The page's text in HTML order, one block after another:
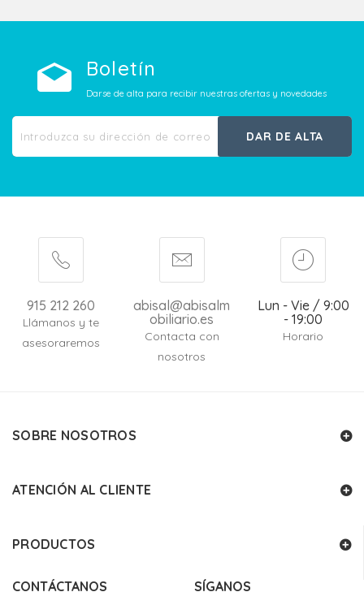
Boletín
Darse de alta para recibir nuestras ofertas y novedades
DAR DE ALTA
915 212 260
Llámanos y te
asesoraremos
abisal@abisalm
obiliario.es
Contacta con
nosotros
Lun - Vie / 9:00
- 19:00
Horario
SOBRE NOSOTROS
ATENCIÓN AL CLIENTE
PRODUCTOS
CONTÁCTANOS SÍGANOS